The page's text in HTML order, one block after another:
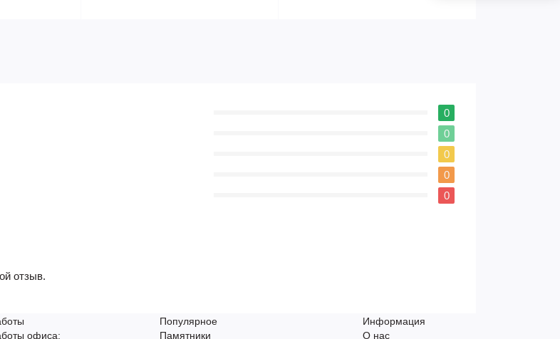
0
0
0
0
0
отзыв.
офиса:
Популярное
Памятники
Информация
О нас